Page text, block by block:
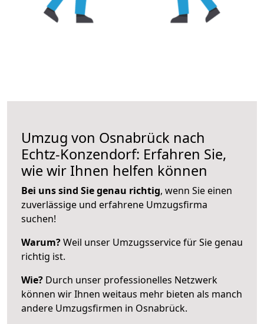
Umzug von Osnabrück nach
Echtz-Konzendorf: Erfahren Sie,
wie wir Ihnen helfen können
Bei uns sind Sie genau richtig, wenn Sie einen
zuverlässige und erfahrene Umzugsfirma
suchen!
Warum?Weil unser Umzugsservice für Sie genau
richtig ist.
Wie? Durch unser professionelles Netzwerk
können wir Ihnen weitaus mehr bieten als manch
andere Umzugsfirmen in Osnabrück.